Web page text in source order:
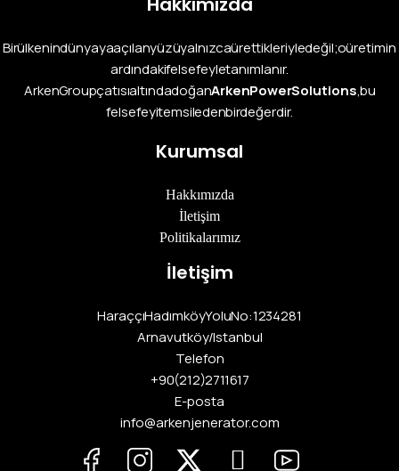
Bir ülkenin dünyaya açılan yüzü yalnızca ürettikleriyle değil; o üretimin
ardındaki felsefeyle tanımlanır.
Arken Group çatısı altında doğanArken Power Solutions, bu
felsefeyi temsil eden bir değerdir.
Kurumsal
Hakkımızda
İletişim
Politikalarımız
İletişim
Haraççı Hadımköy Yolu No:12 34281
Arnavutköy / Istanbul
Telefon
+90 (212) 271 16 17
E-posta
info@arkenjenerator.com